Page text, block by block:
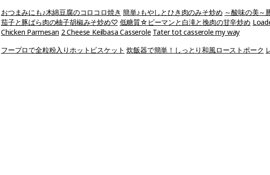
おつまみにも♪木綿豆腐のコロコロ焼き 簡単♪もやしとひき肉のみそ炒め ～酸味の美～
茄子と豚ばら肉の柚子胡椒みそ炒め♡ 低糖質☆ピーマンと白滝と挽肉の甘辛炒め
Chicken Parmesan 2 Cheese Keilbasa Casserole Tater tot casserole my way
フープロで全粒粉入りホットビスケット 炊飯器で簡単！しっとり和風ローストポーク